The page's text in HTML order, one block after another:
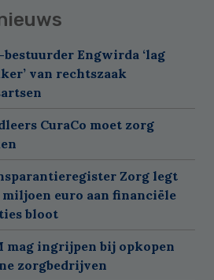
bestuurder Engwirda ‘lag
van rechtszaak
CuraCo moet zorg
Zorg legt
miljoen euro aan financiële
bloot
mag ingrijpen bij opkopen
zorgbedrijven